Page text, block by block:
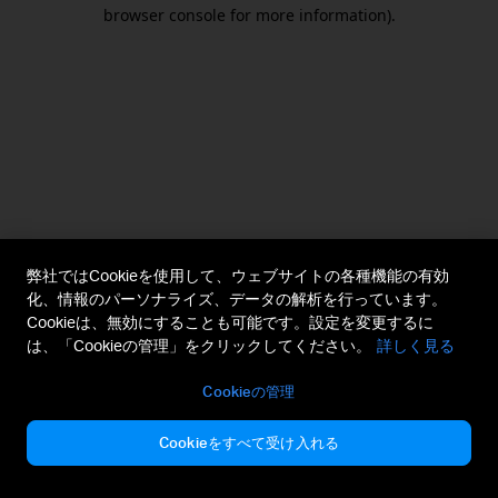
browser console for more information).
弊社ではCookieを使用して、ウェブサイトの各種機能の有効
化、情報のパーソナライズ、データの解析を行っています。
Cookieは、無効にすることも可能です。設定を変更するに
は、「Cookieの管理」をクリックしてください。
詳しく見る
Cookieの管理
Cookieをすべて受け入れる